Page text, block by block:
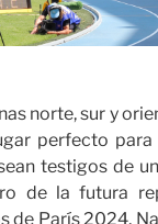
norte, sur y
perfecto
testigos de
de la futura
de París 2024,